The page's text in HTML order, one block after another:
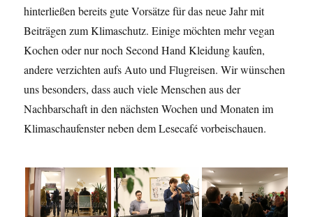
hinterließen bereits gute Vorsätze für das neue Jahr mit
Beiträgen zum Klimaschutz. Einige möchten mehr vegan
Kochen oder nur noch Second Hand Kleidung kaufen,
andere verzichten aufs Auto und Flugreisen. Wir wünschen
uns besonders, dass auch viele Menschen aus der
Nachbarschaft in den nächsten Wochen und Monaten im
Klimaschaufenster neben dem Lesecafé vorbeischauen.